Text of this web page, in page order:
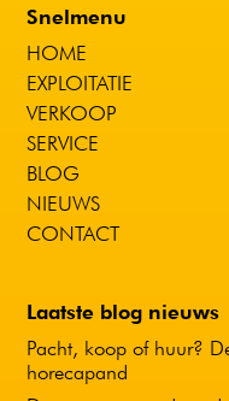
Snelmenu
HOME
EXPLOITATIE
VERKOOP
SERVICE
BLOG
NIEUWS
CONTACT
Laatste blog nieuws
Pacht, koop of huur?
horecapand